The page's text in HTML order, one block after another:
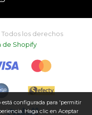
los derechos
de Shopify
configurada para 'permitir
Haga clic en Aceptar